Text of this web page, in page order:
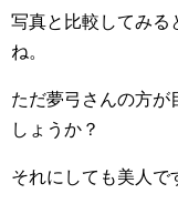
写真と比較してみる
ね。
ただ夢弓さんの方が
しょうか？
それにしても美人で